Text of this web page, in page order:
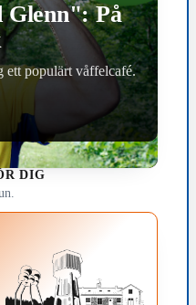
Glenn": På
ett populärt våffelcafé.
DIG